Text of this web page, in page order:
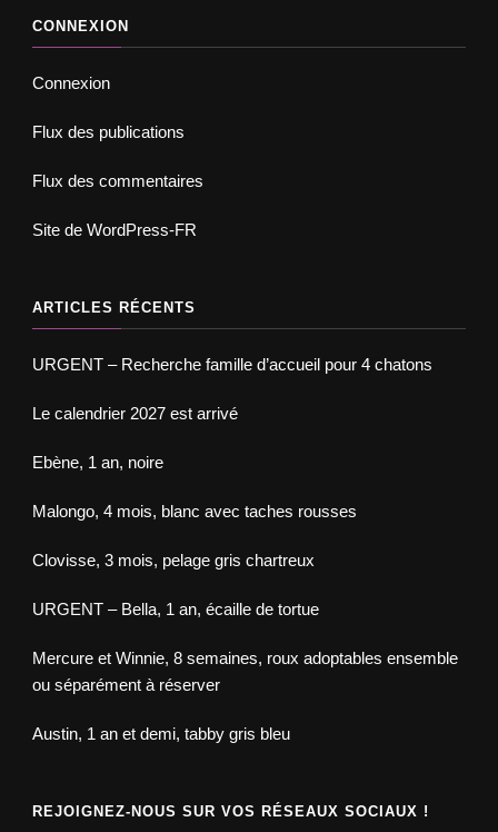
CONNEXION
Connexion
Flux des publications
Flux des commentaires
Site de WordPress-FR
ARTICLES RÉCENTS
URGENT – Recherche famille d’accueil pour 4 chatons
Le calendrier 2027 est arrivé
Ebène, 1 an, noire
Malongo, 4 mois, blanc avec taches rousses
Clovisse, 3 mois, pelage gris chartreux
URGENT – Bella, 1 an, écaille de tortue
Mercure et Winnie, 8 semaines, roux adoptables ensemble
ou séparément à réserver
Austin, 1 an et demi, tabby gris bleu
REJOIGNEZ-NOUS SUR VOS RÉSEAUX SOCIAUX !